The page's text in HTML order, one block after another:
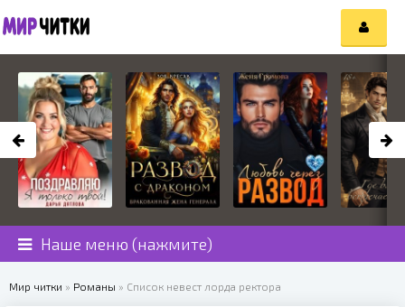
Наше меню (нажмите)
Мир читки » Романы » Список невест лорда ректора